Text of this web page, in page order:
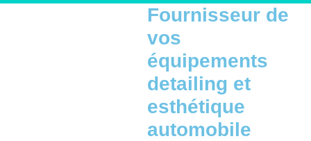
Fournisseur de
vos
équipements
detailing et
esthétique
automobile